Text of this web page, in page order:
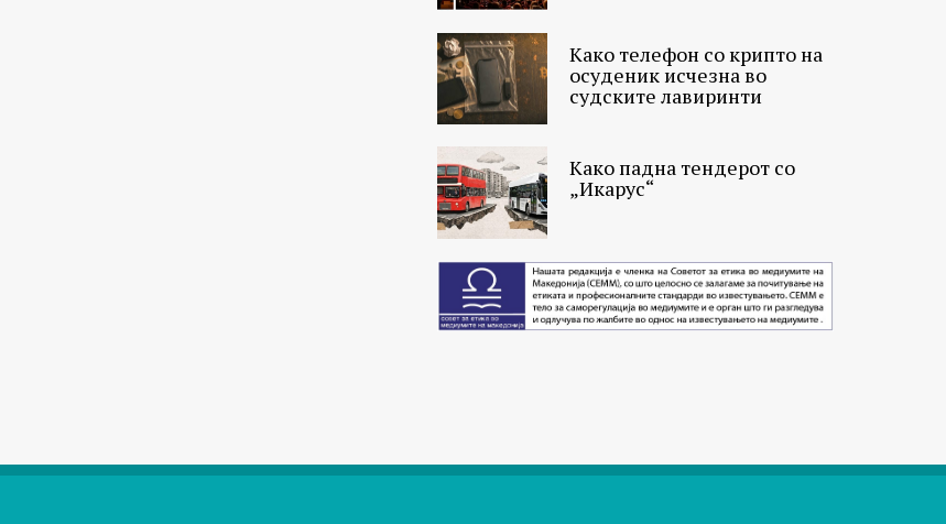
Како телефон со крипто на
осуденик исчезна во
судските лавиринти
Како падна тендерот со
„Икарус“